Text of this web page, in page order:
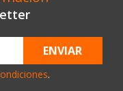
.
ENVIAR